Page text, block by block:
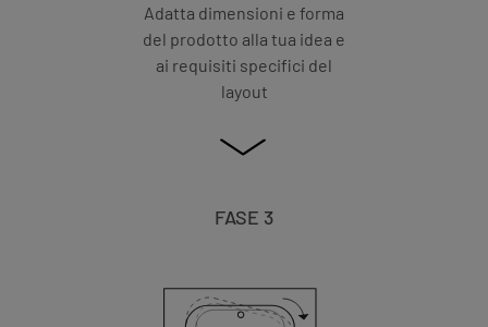
Adatta dimensioni e forma
del prodotto alla tua idea e
ai requisiti specifici del
layout
FASE 3